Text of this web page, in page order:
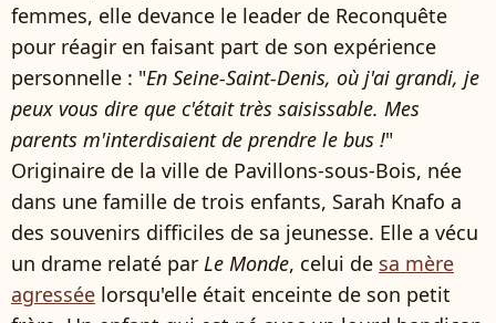
femmes, elle devance le leader de Reconquête
pour réagir en faisant part de son expérience
personnelle : "En Seine-Saint-Denis, où j'ai grandi, je
peux vous dire que c'était très saisissable. Mes
parents m'interdisaient de prendre le bus !"
Originaire de la ville de Pavillons-sous-Bois, née
dans une famille de trois enfants, Sarah Knafo a
des souvenirs difficiles de sa jeunesse. Elle a vécu
un drame relaté par Le Monde, celui de sa mère
agressée lorsqu'elle était enceinte de son petit